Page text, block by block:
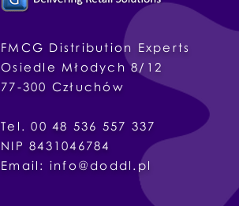
FMCG Distribution Experts
Osiedle Młodych 8/12
77-300 Człuchów
Tel. 00 48 536 557 337
NIP 8431046784
Email: info@doddl.pl